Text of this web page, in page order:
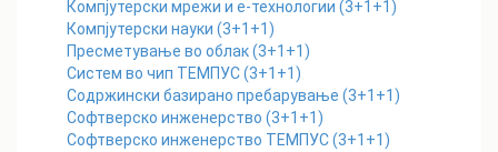
Компјутерски мрежи и е-технологии (3+1+1)
Компјутерски науки (3+1+1)
Пресметување во облак (3+1+1)
Систем во чип ТЕМПУС (3+1+1)
Содржински базирано пребарување (3+1+1)
Софтверско инженерство (3+1+1)
Софтверско инженерство ТЕМПУС (3+1+1)